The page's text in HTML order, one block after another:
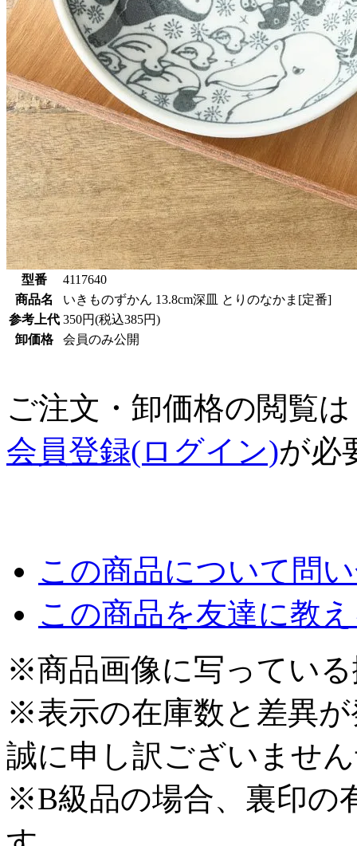
型番
4117640
商品名
いきものずかん 13.8cm深皿 とりのなかま[定番]
参考上代 350円(税込385円)
卸価格
会員のみ公開
ご注文・卸価格の閲覧は
会員登録(ログイン)が必
この商品について問
この商品を友達に教
※商品画像に写ってい
※表示の在庫数と差異
誠に申し訳ございませ
※B級品の場合、裏印の